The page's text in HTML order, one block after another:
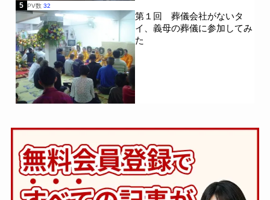
5 PV数 32
第１回 葬儀会社がないタ
イ、義母の葬儀に参加してみ
た